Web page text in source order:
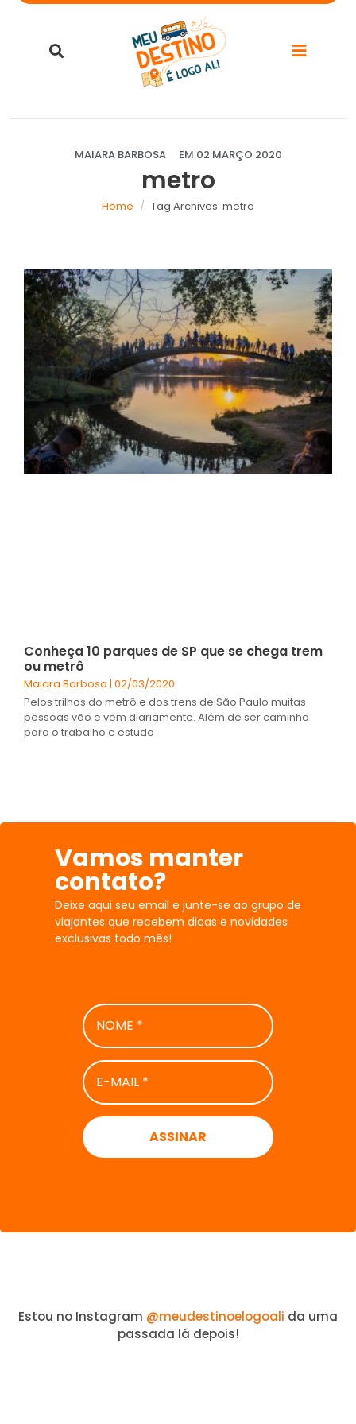
MAIARA BARBOSA EM 02 MARÇO 2020
metro
Home Tag Archives: metro
Conheça 10 parques de SP que se chega trem
ou metrô
Maiara Barbosa 02/03/2020
Pelos trilhos do metrô e dos trens de São Paulo muitas
pessoas vão e vem diariamente. Além de ser caminho
para o trabalho e estudo
Vamos manter
contato?
Deixe aqui seu email e junte-se ao grupo de
viajantes que recebem dicas e novidades
exclusivas todo mês!
NOME
*
E-
MAIL
*
Estou no Instagram @meudestinoelogoali da uma
passada lá depois!